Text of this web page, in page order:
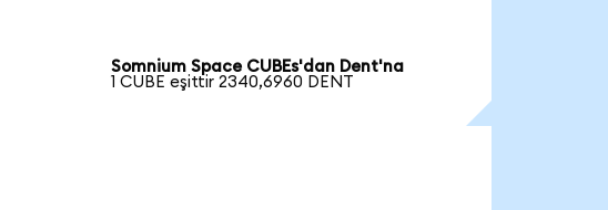
Somnium Space CUBEs'dan Dent'na
1 CUBE eşittir 2340,6960 DENT